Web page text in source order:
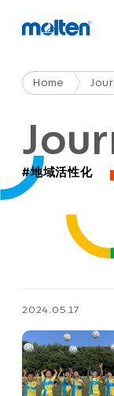
Home
#地域活性化
2024.05.17